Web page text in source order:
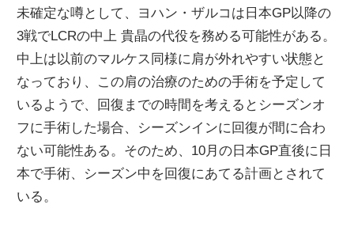
イ
ク
ニ
ュ
未確定な噂として、ヨハン・ザルコは日本GP以降の
3戦でLCRの中上 貴晶の代役を務める可能性がある。
中上は以前のマルケス同様に肩が外れやすい状態と
なっており、この肩の治療のための手術を予定して
いるようで、回復までの時間を考えるとシーズンオ
フに手術した場合、シーズンインに回復が間に合わ
ない可能性ある。そのため、10月の日本GP直後に日
本で手術、シーズン中を回復にあてる計画とされて
いる。